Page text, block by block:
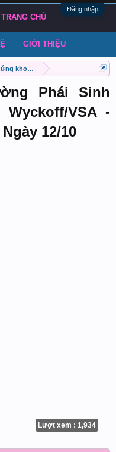
Đăng nhập
khoán phái sinh VN30
Phái Sinh
VSA -
12/10
Lượt xem : 1,934
TRANG CHỦ
Đăng chủ đề
GIỚI THIỆU